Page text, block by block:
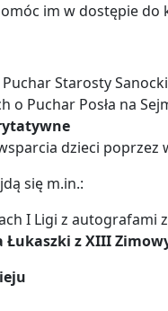
im w dostępie
Starosty
o Puchar Posła na
dzieci poprzez
się m.in.:
I Ligi z autografami
z XIII